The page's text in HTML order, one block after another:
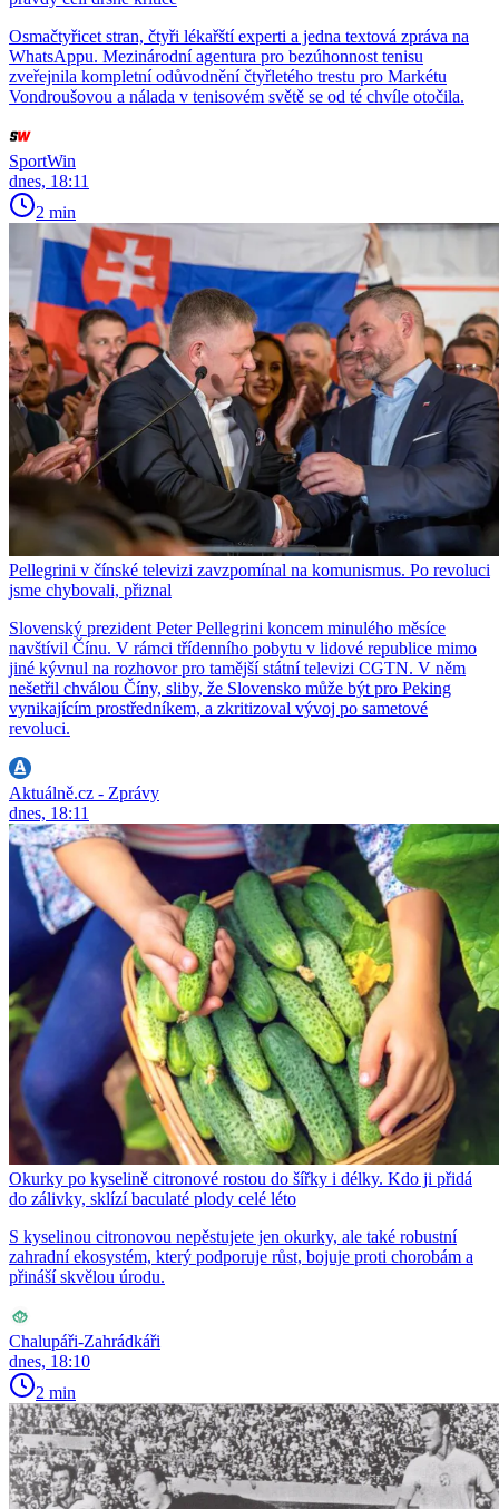
Osmačtyřicet stran, čtyři lékařští experti a jedna textová zpráva na
WhatsAppu. Mezinárodní agentura pro bezúhonnost tenisu
zveřejnila kompletní odůvodnění čtyřletého trestu pro Markétu
Vondroušovou a nálada v tenisovém světě se od té chvíle otočila.
SportWin
dnes, 18:11
2 min
Pellegrini v čínské televizi zavzpomínal na komunismus. Po revoluci
jsme chybovali, přiznal
Slovenský prezident Peter Pellegrini koncem minulého měsíce
navštívil Čínu. V rámci třídenního pobytu v lidové republice mimo
jiné kývnul na rozhovor pro tamější státní televizi CGTN. V něm
nešetřil chválou Číny, sliby, že Slovensko může být pro Peking
vynikajícím prostředníkem, a zkritizoval vývoj po sametové
revoluci.
Aktuálně.cz - Zprávy
dnes, 18:11
Okurky po kyselině citronové rostou do šířky i délky. Kdo ji přidá
do zálivky, sklízí baculaté plody celé léto
S kyselinou citronovou nepěstujete jen okurky, ale také robustní
zahradní ekosystém, který podporuje růst, bojuje proti chorobám a
přináší skvělou úrodu.
Chalupáři-Zahrádkáři
dnes, 18:10
2 min